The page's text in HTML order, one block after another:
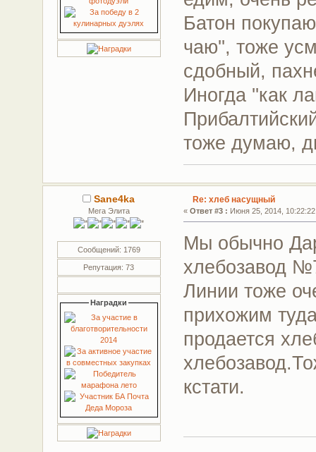
Батон
чаю'', тоже
сдобный,
Иногда ''как
тоже думаю,
Sane4ka
Мега Элита
Сообщений: 1769
Репутация: 73
Наградки
Re: хлеб насущный
«Ответ #3 : Июня 25, 2014,
Мы обычно
хлебозавод
Линии тоже
прихожим
продается
кстати.